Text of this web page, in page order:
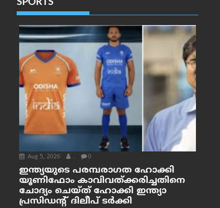
SPORTS
Aug 5, 2026 . 0
ഇന്ത്യയുടെ പരമ്പരാഗത ഹോക്കി
യൂണിഫോം കാവിവത്ക്കരിച്ചതിനെ
ചോദ്യം ചെയ്ത് ഹോക്കി ഇന്ത്യാ
പ്രസിഡന്റ് ദിലീപ് ടര്‍ക്കി